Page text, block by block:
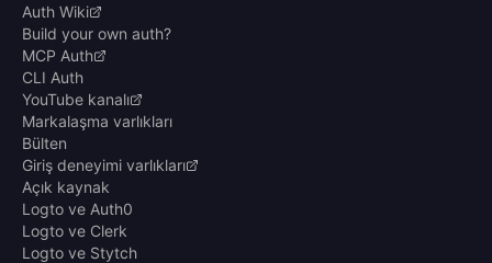
Auth Wiki
Build your own auth?
MCP Auth
CLI Auth
YouTube kanalı
Markalaşma varlıkları
Bülten
Giriş deneyimi varlıkları
Açık kaynak
Logto ve Auth0
Logto ve Clerk
Logto ve Stytch